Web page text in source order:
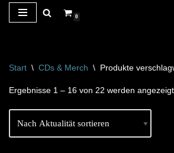
0
Start \ CDs & Merch \ Produkte
Ergebnisse 1 – 16 von 22 werden angezeigt